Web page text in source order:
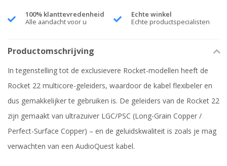
100% klanttevredenheid
Alle aandacht voor u
Echte winkel
Echte productspecialisten
Productomschrijving
In tegenstelling tot de exclusievere Rocket-modellen heeft de
Rocket 22 multicore-geleiders, waardoor de kabel flexibeler en
dus gemakkelijker te gebruiken is. De geleiders van de Rocket 22
zijn gemaakt van ultrazuiver LGC/PSC (Long-Grain Copper /
Perfect-Surface Copper) – en de geluidskwaliteit is zoals je mag
verwachten van een AudioQuest kabel.